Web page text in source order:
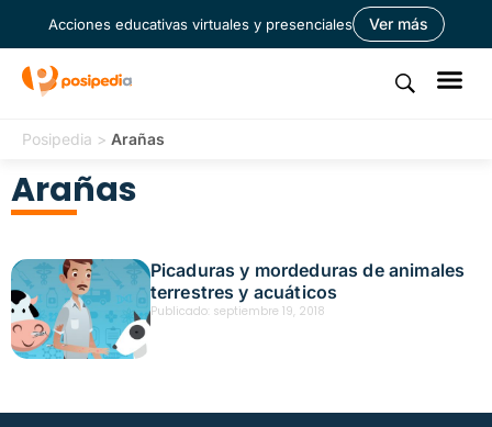
Acciones educativas virtuales y presenciales Ver más
Posipedia > Arañas
Arañas
Picaduras y mordeduras de animales
terrestres y acuáticos
Publicado: septiembre 19, 2018